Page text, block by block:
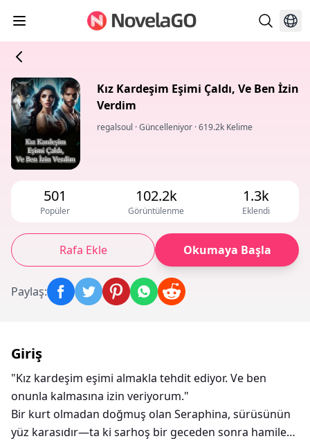
Kız Kardeşim Eşimi Çaldı, Ve Ben İzin
Verdim
regalsoul ·Güncelleniyor ·619.2k Kelime
501
Popüler
102.2k
Görüntülenme
1.3k
Eklendi
Rafa Ekle Okumaya Başla
Paylaş:
Giriş
"Kız kardeşim eşimi almakla tehdit ediyor. Ve ben
onunla kalmasına izin veriyorum."
Bir kurt olmadan doğmuş olan Seraphina, sürüsünün
yüz karasıdır—ta ki sarhoş bir geceden sonra hamile